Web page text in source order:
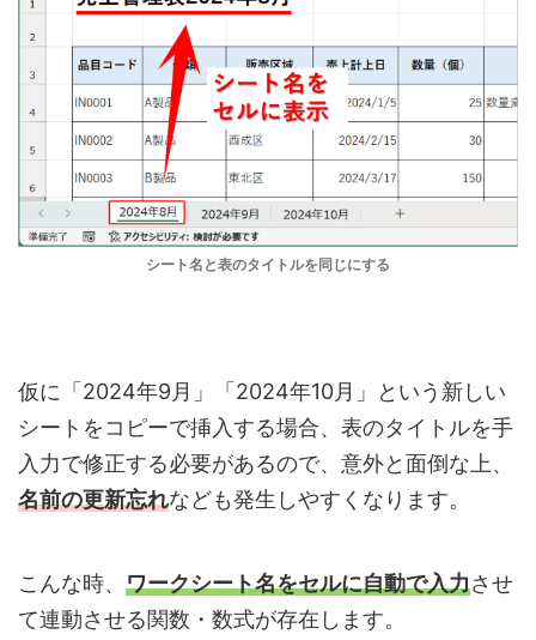
シート名と表のタイトルを同じにする
仮に「2024年9月」「2024年10月」という新しい
シートをコピーで挿入する場合、表のタイトルを手
入力で修正する必要があるので、意外と面倒な上、
名前の更新忘れなども発生しやすくなります。
こんな時、 ワークシート名をセルに自動で入力させ
て連動させる関数・数式が存在します。